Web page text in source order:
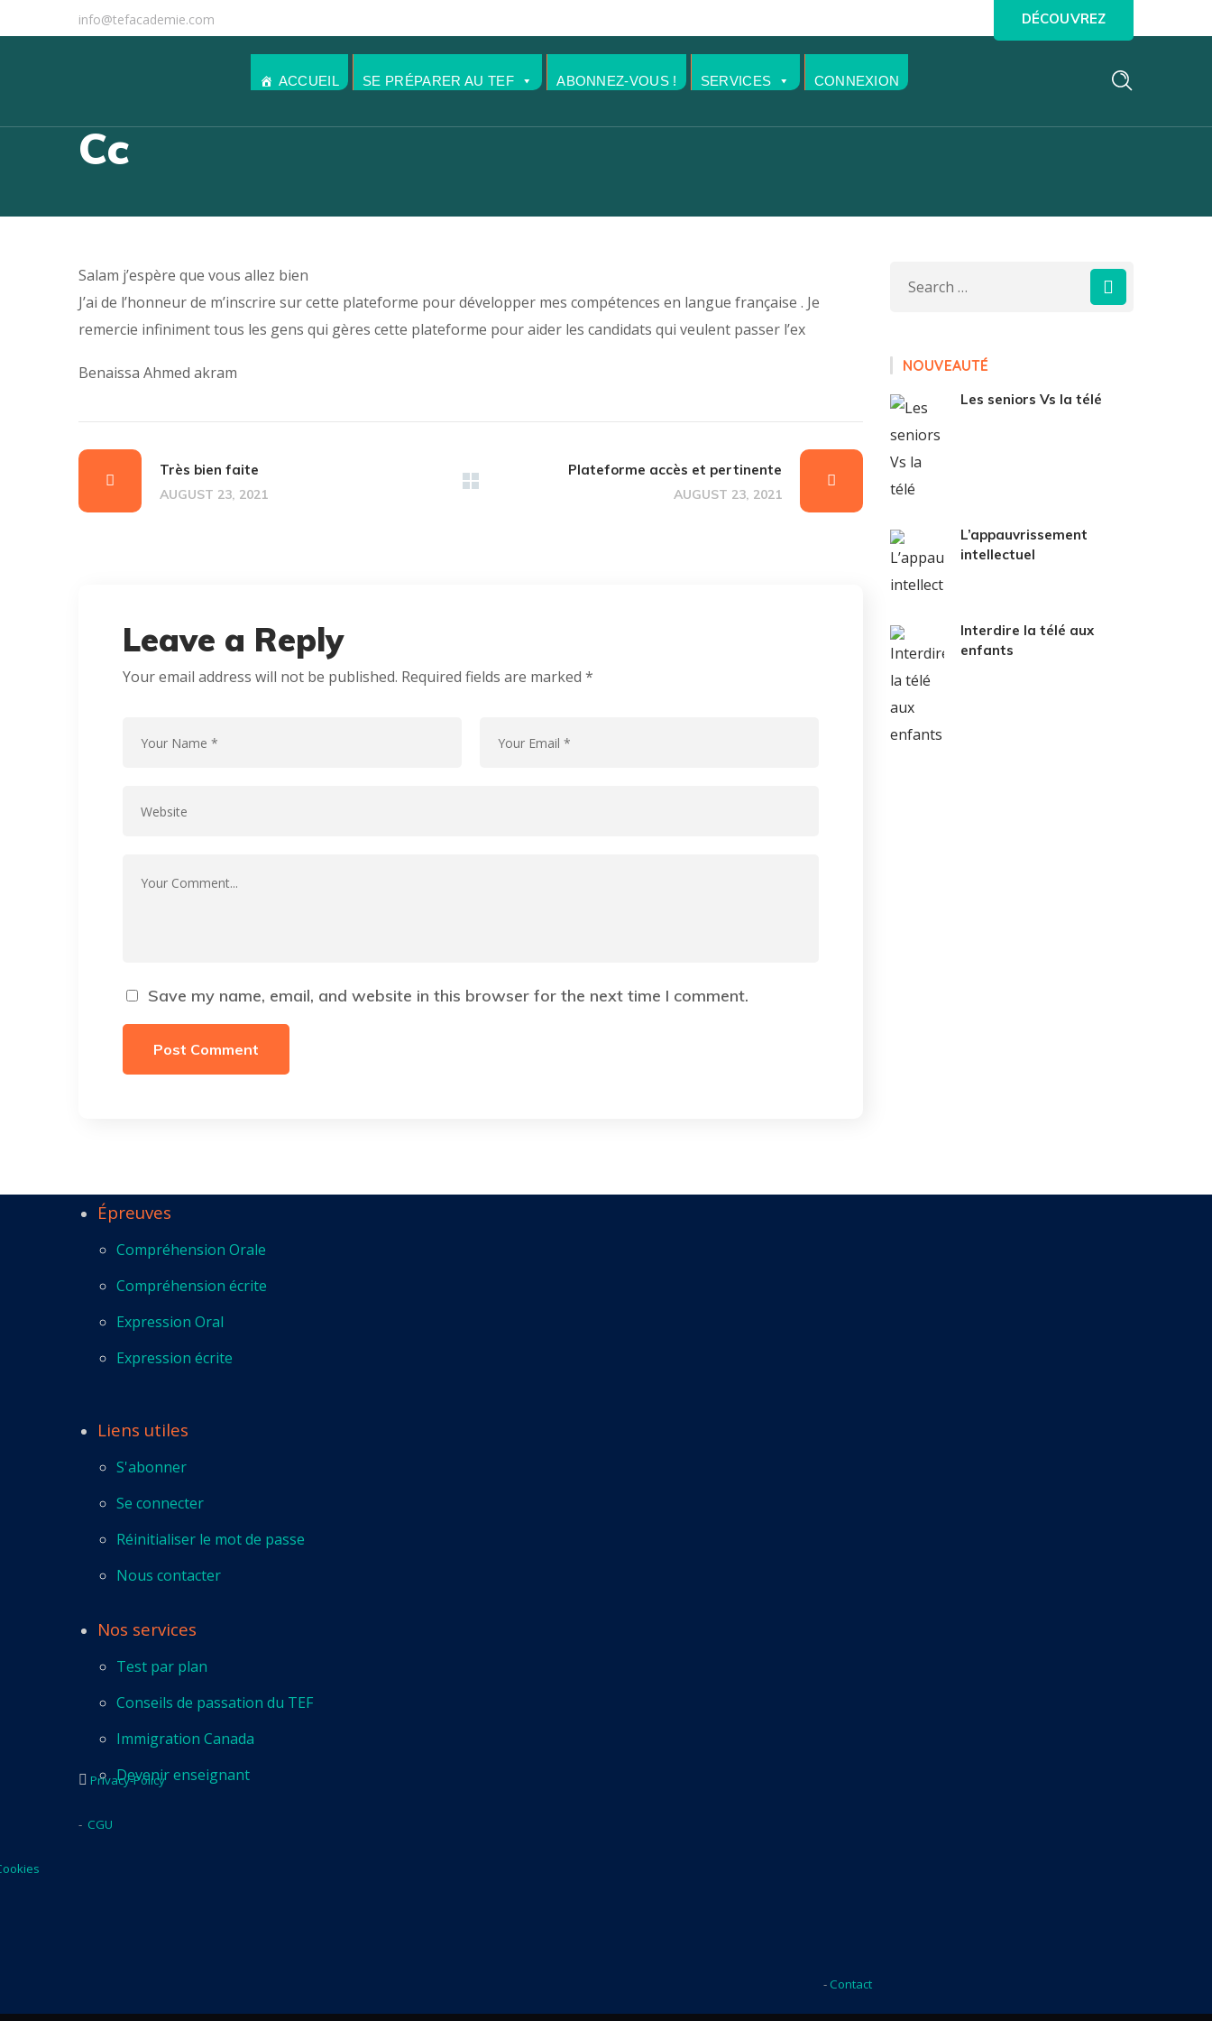
info@tefacademie.com DÉCOUVREZ
ACCUEIL SE PRÉPARER AU TEF ABONNEZ-VOUS ! SERVICES CONNEXION
Cc
Salam j’espère que vous allez bien
J’ai de l’honneur de m’inscrire sur cette plateforme pour développer mes compétences en langue française . Je
remercie infiniment tous les gens qui gères cette plateforme pour aider les candidats qui veulent passer l’ex
Benaissa Ahmed akram
Très bien faite
AUGUST 23, 2021
Plateforme accès et pertinente
AUGUST 23, 2021
Leave a Reply
Your email address will not be published. Required fields are marked *
Save my name, email, and website in this browser for the next time I comment.
NOUVEAUTÉ
Les seniors Vs la télé
L’appauvrissement
intellectuel
Interdire la télé aux
enfants
Épreuves
Compréhension Orale
Compréhension écrite
Expression Oral
Expression écrite
Liens utiles
S'abonner
Se connecter
Réinitialiser le mot de passe
Nous contacter
Nos services
Test par plan
Conseils de passation du TEF
Immigration Canada
Devenir enseignant
Privacy-Policy
- CGU
- Contact